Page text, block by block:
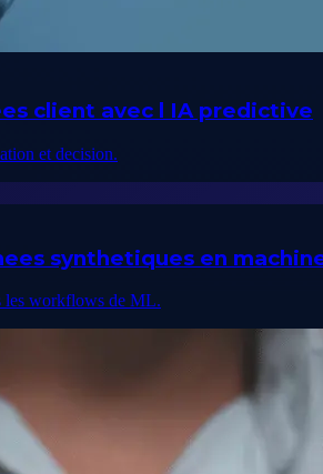
client avec l IA predictive
et decision.
synthetiques en
les workflows de ML.